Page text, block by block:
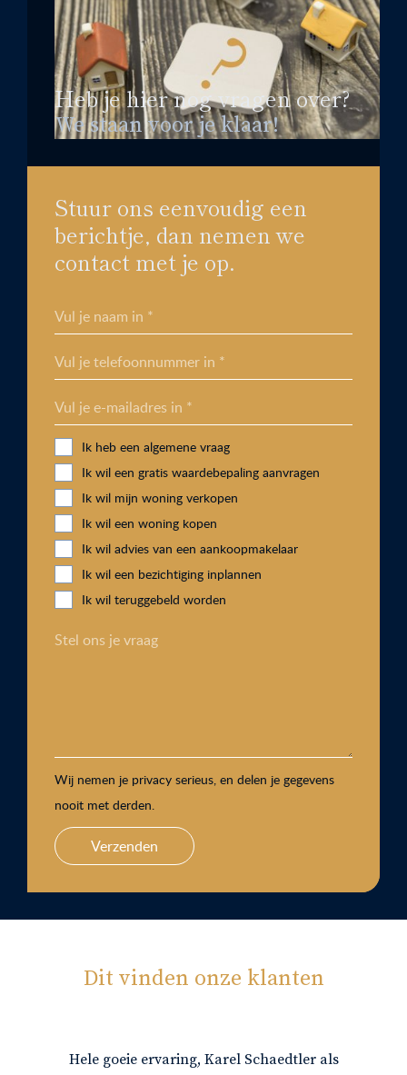
Heb je hier nog vragen over?
We staan voor je klaar!
Stuur ons eenvoudig een
berichtje, dan nemen we
contact met je op.
Vul je naam in *
Vul je telefoonnummer in *
Vul je e-mailadres in *
Ik heb een algemene vraag
Ik wil een gratis waardebepaling aanvragen
Ik wil mijn woning verkopen
Ik wil een woning kopen
Ik wil advies van een aankoopmakelaar
Ik wil een bezichtiging inplannen
Ik wil teruggebeld worden
Stel ons je vraag
Wij nemen je privacy serieus, en delen je gegevens
nooit met derden.
Verzenden
Dit vinden onze klanten
Hele goeie ervaring, Karel Schaedtler als